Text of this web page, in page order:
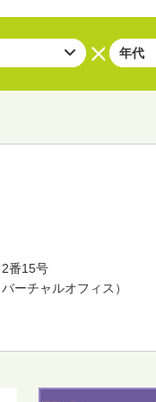
クター
番15号
ーチャルオフィス）